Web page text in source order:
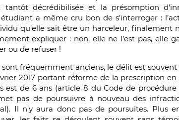
décrédibilisée et la présomption
a même cru bon de s’interroger :
qu’elle sait être un harceleur, finalement
expliquer : non, elle ne l’est pas, elle
ou de refuser !
sont fréquemment anciens, le délit est souvent
2017 portant réforme de la prescription
est de 6 ans (article 8 du Code de procédure
pas de poursuivre à nouveau des
Il n'y aura donc pas de poursuites. Plus